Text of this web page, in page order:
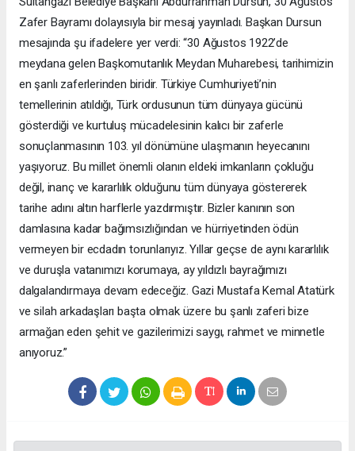
Zafer Bayramı dolayısıyla bir mesaj yayınladı. Başkan Dursun
mesajında şu ifadelere yer verdi: “30 Ağustos 1922’de
meydana gelen Başkomutanlık Meydan Muharebesi, tarihimizin
en şanlı zaferlerinden biridir. Türkiye Cumhuriyeti’nin
temellerinin atıldığı, Türk ordusunun tüm dünyaya gücünü
gösterdiği ve kurtuluş mücadelesinin kalıcı bir zaferle
sonuçlanmasının 103. yıl dönümüne ulaşmanın heyecanını
yaşıyoruz. Bu millet önemli olanın eldeki imkanların çokluğu
değil, inanç ve kararlılık olduğunu tüm dünyaya göstererek
tarihe adını altın harflerle yazdırmıştır. Bizler kanının son
damlasına kadar bağımsızlığından ve hürriyetinden ödün
vermeyen bir ecdadın torunlarıyız. Yıllar geçse de aynı kararlılık
ve duruşla vatanımızı korumaya, ay yıldızlı bayrağımızı
dalgalandırmaya devam edeceğiz. Gazi Mustafa Kemal Atatürk
ve silah arkadaşları başta olmak üzere bu şanlı zaferi bize
armağan eden şehit ve gazilerimizi saygı, rahmet ve minnetle
anıyoruz.”